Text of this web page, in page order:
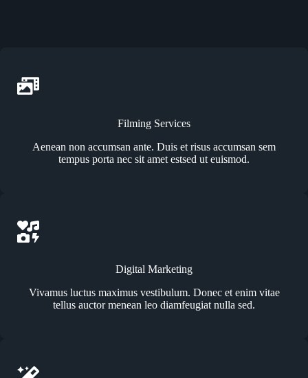
Filming Services
Aenean non accumsan ante. Duis et risus accumsan sem
tempus porta nec sit amet estsed ut euismod.
Digital Marketing
Vivamus luctus maximus vestibulum. Donec et enim vitae
tellus auctor menean leo diamfeugiat nulla sed.